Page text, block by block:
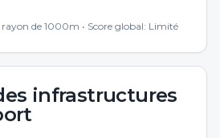
de 1000m • Score global: Limité
infrastructures